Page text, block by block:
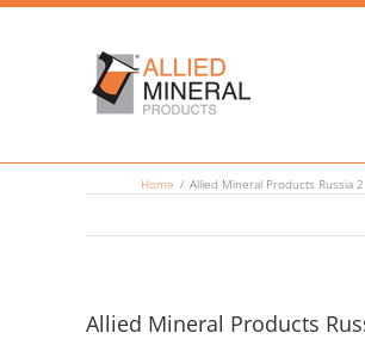
Skip
Home Allied Mineral Products Russia 2
Allied Mineral Products